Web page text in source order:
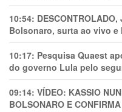
10:54:
Bolsonaro, surta ao vivo e
10:17: Pesquisa Quaest
do governo Lula pelo
09:14: VÍDEO: KASSIO
BOLSONARO E